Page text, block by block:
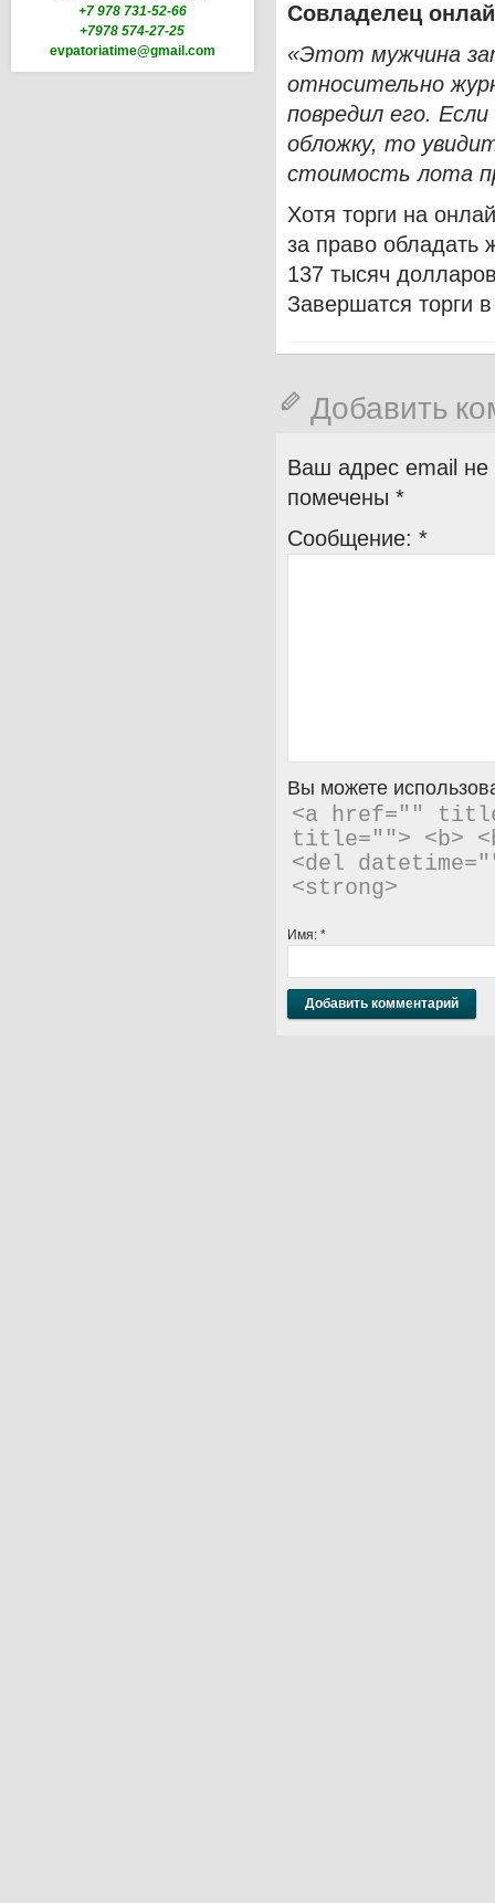
+7 978 731-52-66
+7978 574-27-25
evpatoriatime@gmail.com
Совладелец
«Этот мужчина
относительно
повредил его.
обложку, то
стоимость лота
Хотя торги на
за право обладать
137 тысяч
Завершатся торги
Добавить
Ваш адрес email не
помечены *
Сообщение: *
Вы можете
<a href=""
title=""> <b>
<del
<strong>
Имя: *